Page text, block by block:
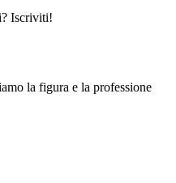
Iscriviti!
la figura e la professione